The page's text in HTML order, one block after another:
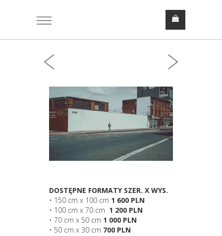
DOSTĘPNE FORMATY SZER. X WYS.
• 150 cm x 100 cm 1 600 PLN
• 100 cm x 70 cm 1 200 PLN
• 70 cm x 50 cm 1 000 PLN
• 50 cm x 30 cm 700 PLN